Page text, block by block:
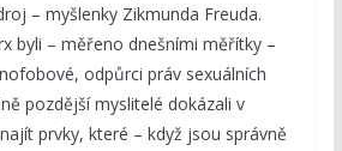
– myšlenky Zikmunda Freuda.
byli – měřeno dnešními měřítky –
odpůrci práv sexuálních
pozdější myslitelé dokázali v
prvky, které – když jsou správně